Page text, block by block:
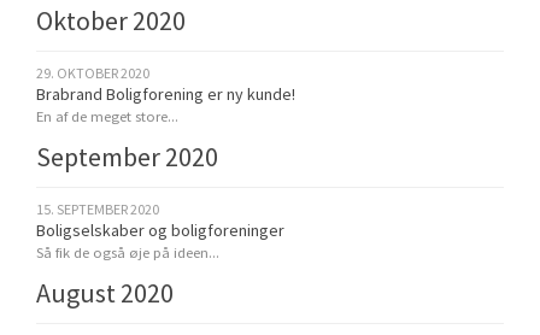
Oktober 2020
29. OKTOBER 2020
Brabrand Boligforening er ny kunde!
En af de meget store...
September 2020
15. SEPTEMBER 2020
Boligselskaber og boligforeninger
Så fik de også øje på ideen...
August 2020